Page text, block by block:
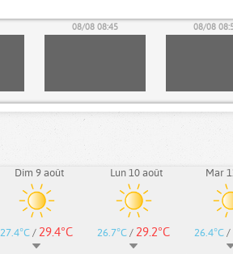
08/08 08:45 08/08
Dim 9 août
27.4°C / 29.4°C
Lun 10 août
26.7°C / 29.2°C
Mar
26.4°C /